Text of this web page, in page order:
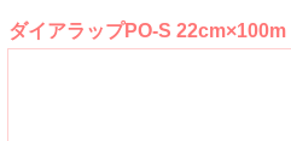
ダイアラップPO-S 22cm×100m